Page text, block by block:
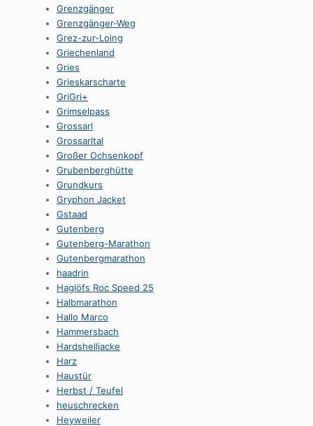
Grenzgänger
Grenzgänger-Weg
Grez-zur-Loing
Griechenland
Gries
Grieskarscharte
GriGri+
Grimselpass
Grossarl
Grossarltal
Großer Ochsenkopf
Grubenberghütte
Grundkurs
Gryphon Jacket
Gstaad
Gutenberg
Gutenberg-Marathon
Gutenbergmarathon
haadrin
Haglöfs Roc Speed 25
Halbmarathon
Hallo Marco
Hammersbach
Hardshelljacke
Harz
Haustür
Herbst / Teufel
heuschrecken
Heyweiler